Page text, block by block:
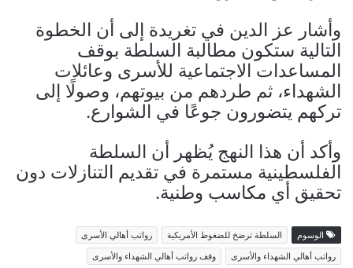
وأشار عز الدين في تغريدة إلى أن الخطوة
التالية ستكون مطالبة السلطة بوقف
المساعدات الاجتماعية للأسرى وعائلات
الشهداء، ثم طردهم من بيوتهم، وصولًا إلى
تركهم يتضورون جوعًا في الشوارع.
وأكد أن هذا النهج يُظهر أن السلطة
الفلسطينية مستمرة في تقديم التنازلات دون
تحقيق أي مكاسب وطنية.
الوسوم السلطة ترضخ للضغوط الأمريكية
رواتب أهالي الأسرى
رواتب أهالي الشهداء والأسرى
وقف رواتب أهالي الشهداء والأسرى